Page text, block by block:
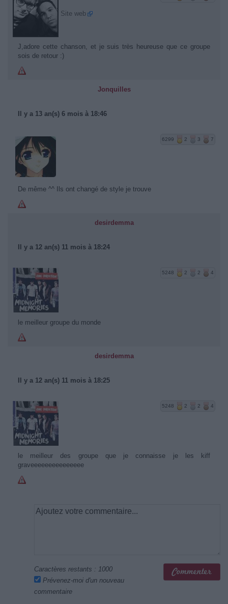
Site web
J,adore cette chanson, et je suis très heureuse que ce groupe
sois de retour :)
Jonquilles
Il y a 13 an(s) 6 mois à 18:46
6299 2 3 7
De même ^^ Ils ont changé de style je trouve
desirdemma
Il y a 12 an(s) 11 mois à 18:24
5248 2 2 4
le meilleur groupe du monde
desirdemma
Il y a 12 an(s) 11 mois à 18:25
5248 2 2 4
le meilleur des groupe que je connaisse je les kiff
graveeeeeeeeeeeeeee
Caractères restants : 1000
Prévenez-moi d'un nouveau
commentaire